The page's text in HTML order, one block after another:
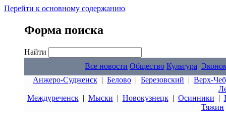
Перейти к основному содержанию
Форма поиска
Найти
Все новости Общество Культура
Анжеро-Судженск | Белово | Березовский | Верх-
Междуреченск| Мыски | Новокузнецк| Осинники |
Тяжин